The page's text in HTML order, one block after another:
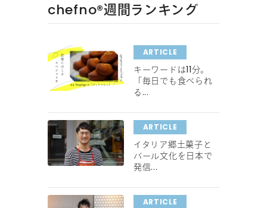
chefno®︎週間ランキング
ARTICLE
キーワードは11分。
「毎日でも食べられ
る...
ARTICLE
イタリア郷土菓子と
バール文化を日本で
発信...
ARTICLE